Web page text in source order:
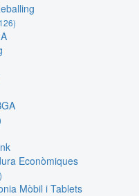
Econòmiques
Mòbil i Tablets